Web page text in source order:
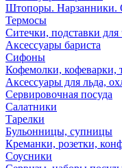
Штопоры. Нарзанники.
Термосы
Ситечки, подставки для
Аксессуары бариста
Сифоны
Кофемолки, кофеварки,
Аксессуары для льда,
Сервировочная посуда
Салатники
Тарелки
Бульонницы, супницы
Креманки, розетки,
Соусники